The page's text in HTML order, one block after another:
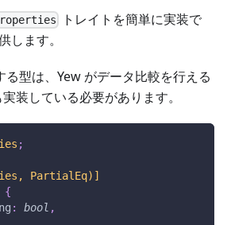
トレイトを簡単に実装で
します。
る型は、Yew がデータ比較を行える
実装している必要があります。
;
PartialEq)]
{
: bool ,